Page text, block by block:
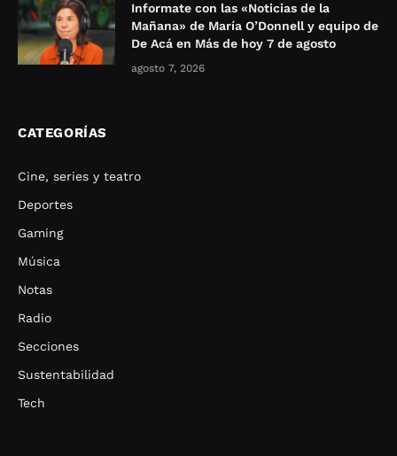
Informate con las «Noticias de la
Mañana» de María O’Donnell y equipo de
De Acá en Más de hoy 7 de agosto
agosto 7, 2026
CATEGORÍAS
Cine, series y teatro
Deportes
Gaming
Música
Notas
Radio
Secciones
Sustentabilidad
Tech